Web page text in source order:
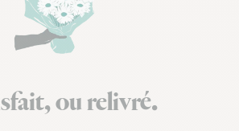
ou relivré.